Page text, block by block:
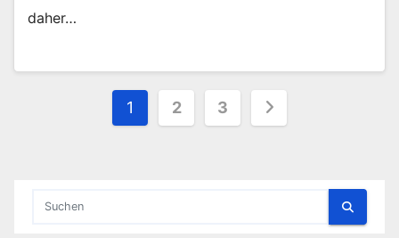
daher…
1 2 3